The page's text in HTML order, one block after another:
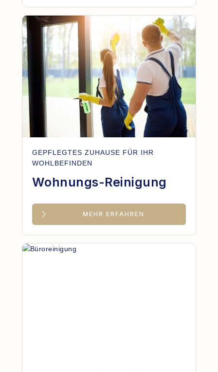
GEPFLEGTES ZUHAUSE FÜR IHR
WOHLBEFINDEN
Wohnungs-Reinigung
MEHR ERFAHREN